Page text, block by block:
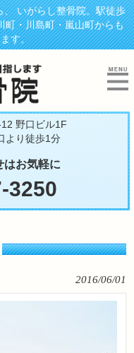
いがらし整骨院。駅徒歩
・川島町・嵐山町からも
す。
野口ビル1F
より徒歩1分
はお気軽に
3250
2016/06/01